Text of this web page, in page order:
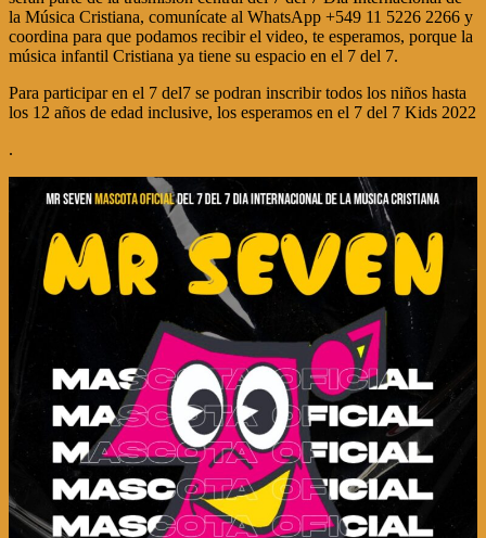
la Música Cristiana, comunícate al WhatsApp +549 11 5226 2266 y
coordina para que podamos recibir el video, te esperamos, porque la
música infantil Cristiana ya tiene su espacio en el 7 del 7.
Para participar en el 7 del7 se podran inscribir todos los niños hasta
los 12 años de edad inclusive, los esperamos en el 7 del 7 Kids 2022
.